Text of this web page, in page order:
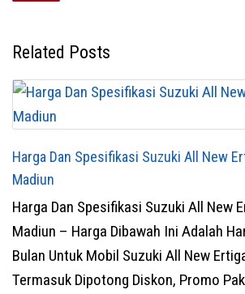
Related Posts
Harga Dan Spesifikasi Suzuki All New
Madiun
Harga Dan Spesifikasi Suzuki All New
Madiun – Harga Dibawah Ini Adalah
Bulan Untuk Mobil Suzuki All New
Termasuk Dipotong Diskon, Promo